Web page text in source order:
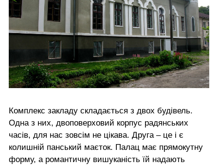
Комплекс закладу складається з двох будівель.
Одна з них, двоповерховий корпус радянських
часів, для нас зовсім не цікава. Друга – це і є
колишній панський маєток. Палац має прямокутну
форму, а романтичну вишуканість їй надають